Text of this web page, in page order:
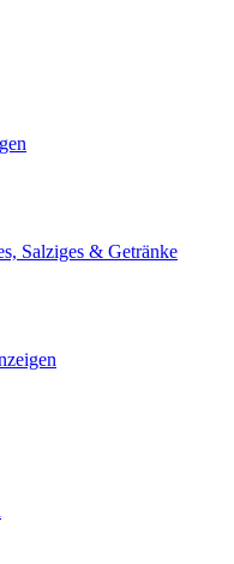
Salziges & Getränke